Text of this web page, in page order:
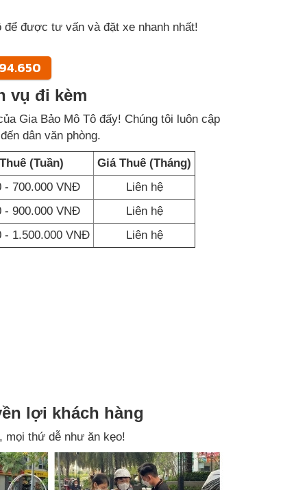
được tư vấn và đặt xe nhanh nhất!
vụ đi kèm
Gia Bảo Mô Tô đấy! Chúng tôi luôn cập
dân văn phòng.
(Tuần)
Giá Thuê (Tháng)
- 700.000 VNĐ
Liên hệ
- 900.000 VNĐ
Liên hệ
- 1.500.000 VNĐ
Liên hệ
lợi khách hàng
mọi thứ dễ như ăn kẹo!